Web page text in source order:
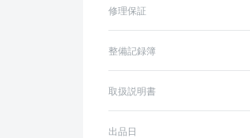
修理保証
整備記録簿
取扱説明書
出品日